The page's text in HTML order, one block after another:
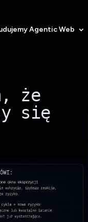
Agentic Web
że
się